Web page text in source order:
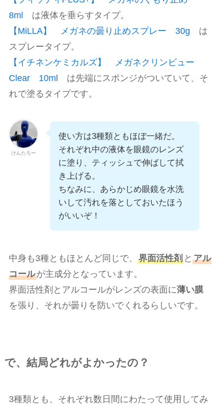
8ml は液体を垂らすタイプ。
【MiLLA】 メガネの曇り止めスプレー 30g は
スプレータイプ。
【イチネンケミカルズ】 メガネクリンビュー
Clear 10ml は先端にスポンジがついていて、そ
れで塗るタイプです。
けんたろー
使い方は3種類ともほぼ一緒だ。
それぞれ中の液体を眼鏡のレンズ
に塗り、ティッシュで伸ばして拭
き上げる。
ちなみに、あらかじめ眼鏡を水洗
いして汚れを落としておいたほう
がいいぞ！
中身も3種ともほとんど同じで、 界面活性剤と アル
コールが主成分となっています。
界面活性剤とアルコールがレンズの表面に薄い膜
を張り、それが曇りを防いでくれるらしいです。
で、結局どれがよかったの？
3種類とも、それぞれ数日間にわたって使用してみ